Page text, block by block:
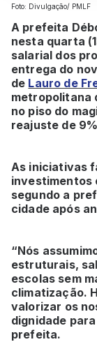
Foto: Divulgação/ PMLF
A prefeita
nesta quarta
salarial dos
entrega do
de Lauro de
metropolitana
no piso do
reajuste de
As iniciativas
investimentos
segundo a
cidade após
“Nós
estruturais,
escolas sem
climatização.
valorizar os
dignidade
prefeita.